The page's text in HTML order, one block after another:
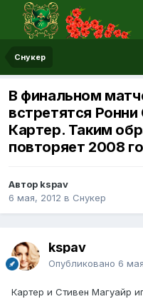
Снукер
В финальном
встретятся
Картер. Таким
повторяет 2008
Автор kspav
6 мая, 2012 в Снукер
kspav
Опубликовано 6
Картер и Стивен Магуайр